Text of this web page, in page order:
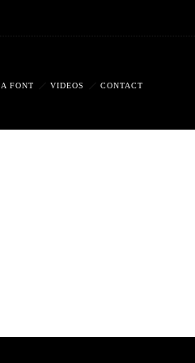
FONT VIDEOS CONTACT